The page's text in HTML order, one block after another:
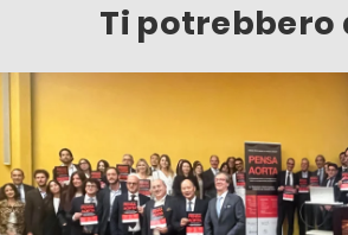
Ti potrebbero